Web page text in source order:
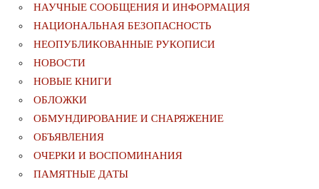
НАУЧНЫЕ СООБЩЕНИЯ И ИНФОРМАЦИЯ
НАЦИОНАЛЬНАЯ БЕЗОПАСНОСТЬ
НЕОПУБЛИКОВАННЫЕ РУКОПИСИ
НОВОСТИ
НОВЫЕ КНИГИ
ОБЛОЖКИ
ОБМУНДИРОВАНИЕ И СНАРЯЖЕНИЕ
ОБЪЯВЛЕНИЯ
ОЧЕРКИ И ВОСПОМИНАНИЯ
ПАМЯТНЫЕ ДАТЫ